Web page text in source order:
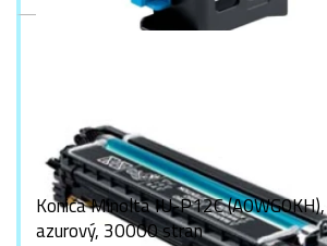
Konica Minolta IU-P12C
azurový, 30000 stran